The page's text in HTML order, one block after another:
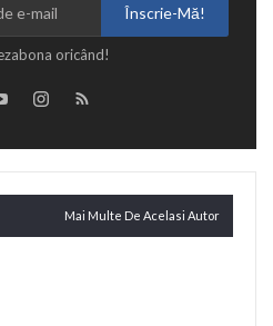
Înscrie-Mă!
oricând!
Mai Multe De Acelasi Autor